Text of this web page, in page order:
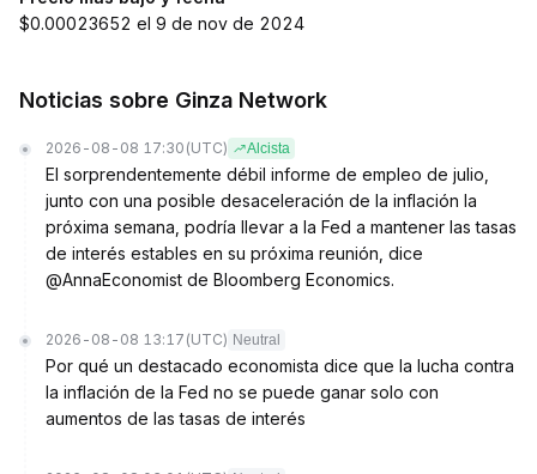
$0.00023652 el 9 de nov de 2024
Noticias sobre Ginza Network
2026-08-08 17:30 (UTC) Alcista
El sorprendentemente débil informe de empleo de julio,
junto con una posible desaceleración de la inflación la
próxima semana, podría llevar a la Fed a mantener las tasas
de interés estables en su próxima reunión, dice
@AnnaEconomist de Bloomberg Economics.
2026-08-08 13:17 (UTC) Neutral
Por qué un destacado economista dice que la lucha contra
la inflación de la Fed no se puede ganar solo con
aumentos de las tasas de interés